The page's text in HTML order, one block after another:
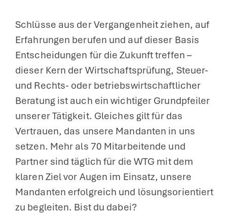
Schlüsse aus der Vergangenheit ziehen, auf
Erfahrungen berufen und auf dieser Basis
Entscheidungen für die Zukunft treffen –
dieser Kern der Wirtschaftsprüfung, Steuer-
und Rechts- oder betriebswirtschaftlicher
Beratung ist auch ein wichtiger Grundpfeiler
unserer Tätigkeit. Gleiches gilt für das
Vertrauen, das unsere Mandanten in uns
setzen. Mehr als 70 Mitarbeitende und
Partner sind täglich für die WTG mit dem
klaren Ziel vor Augen im Einsatz, unsere
Mandanten erfolgreich und lösungsorientiert
zu begleiten. Bist du dabei?